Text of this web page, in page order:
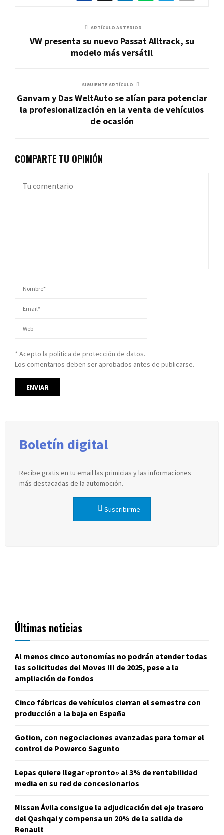
ARTÍCULO ANTERIOR
VW presenta su nuevo Passat Alltrack, su
modelo más versátil
SIGUIENTE ARTÍCULO
Ganvam y Das WeltAuto se alían para potenciar
la profesionalización en la venta de vehículos
de ocasión
COMPARTE TU OPINIÓN
* Acepto la política de protección de datos.
Los comentarios deben ser aprobados antes de publicarse.
Boletín digital
Recibe gratis en tu email las primicias y las informaciones
más destacadas de la automoción.
Suscribirme
Últimas noticias
Al menos cinco autonomías no podrán atender todas
las solicitudes del Moves III de 2025, pese a la
ampliación de fondos
Cinco fábricas de vehículos cierran el semestre con
producción a la baja en España
Gotion, con negociaciones avanzadas para tomar el
control de Powerco Sagunto
Lepas quiere llegar «pronto» al 3% de rentabilidad
media en su red de concesionarios
Nissan Ávila consigue la adjudicación del eje trasero
del Qashqai y compensa un 20% de la salida de
Renault